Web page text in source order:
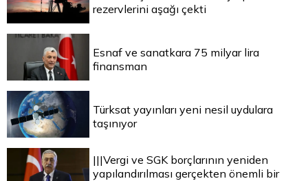
rezervlerini aşağı çekti
Esnaf ve sanatkara 75 milyar lira
finansman
Türksat yayınları yeni nesil uydulara
taşınıyor
|||Vergi ve SGK borçlarının yeniden
yapılandırılması gerçekten önemli bir